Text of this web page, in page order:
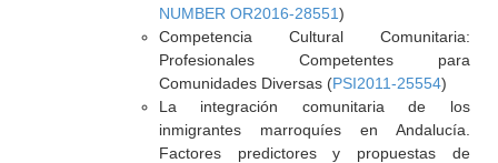
NUMBER OR2016-28551)
Competencia Cultural Comunitaria:
Profesionales Competentes para
Comunidades Diversas (PSI2011-25554)
La integración comunitaria de los
inmigrantes marroquíes en Andalucía.
Factores predictores y propuestas de